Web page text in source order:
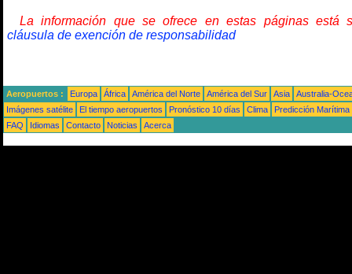
La información que se ofrece en estas páginas está
cláusula de exención de responsabilidad
Aeropuertos : Europa África América del Norte América del Sur Asia
Australia-
Imágenes satélite
El tiempo aeropuertos Pronóstico 10 días Clima
Predicción Marítima
FAQ
Idiomas Contacto Noticias Acerca